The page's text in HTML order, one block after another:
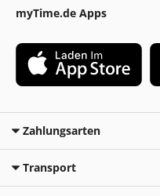
myTime.de Apps
Zahlungsarten
Transport